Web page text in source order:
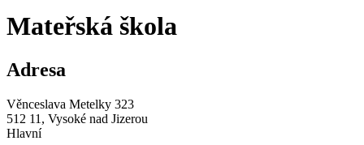
Mateřská škola
Adresa
Věnceslava Metelky 323
512 11, Vysoké nad Jizerou
Hlavní